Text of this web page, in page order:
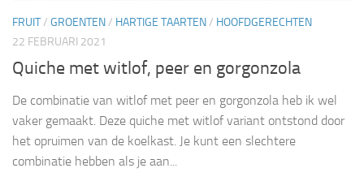
FRUIT/ GROENTEN/ HARTIGE TAARTEN/ HOOFDGERECHTEN
22 FEBRUARI 2021
Quiche met witlof, peer en gorgonzola
De combinatie van witlof met peer en gorgonzola heb ik wel
vaker gemaakt. Deze quiche met witlof variant ontstond door
het opruimen van de koelkast. Je kunt een slechtere
combinatie hebben als je aan...